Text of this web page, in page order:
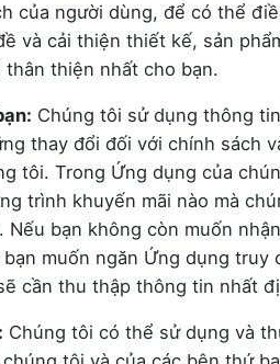
của người dùng, để có thể
và cải thiện thiết kế, sản
thân thiện nhất cho bạn.
Chúng tôi sử dụng thông
thay đổi đối với chính sách
tôi. Trong Ứng dụng của
trình khuyến mãi nào mà
Nếu bạn không còn muốn
bạn muốn ngăn Ứng dụng
cần thu thập thông tin nhất
Chúng tôi có thể sử dụng và